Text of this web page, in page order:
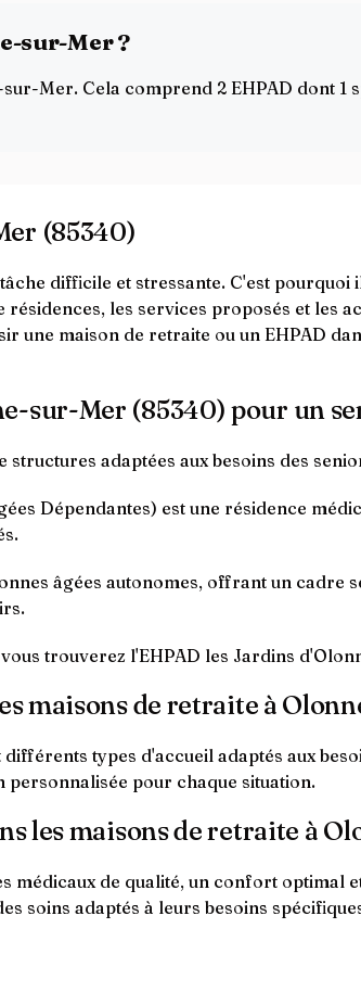
sur-Mer ?
Mer. Cela comprend 2 EHPAD dont 1
(85340)
difficile et stressante. C'est
les services proposés et les
une maison de retraite ou un EHPAD
sur-Mer (85340) pour un
adaptées aux besoins des
Dépendantes) est une résidence
âgées autonomes, offrant un
trouverez l'EHPAD les Jardins
maisons de retraite à
types d'accueil adaptés aux
pour chaque situation.
les maisons de retraite à
de qualité, un confort optimal
soins adaptés à leurs besoins